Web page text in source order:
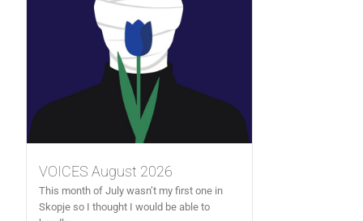
VOICES August 2026
This month of July wasn’t my first one in
Skopje so I thought I would be able to